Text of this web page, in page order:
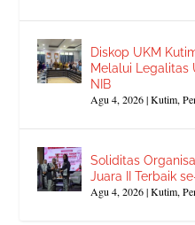
Diskop UKM
Melalui Legalitas
NIB
Agu 4, 2026|Kutim,
Soliditas
Juara II Terbaik
Agu 4, 2026|Kutim,